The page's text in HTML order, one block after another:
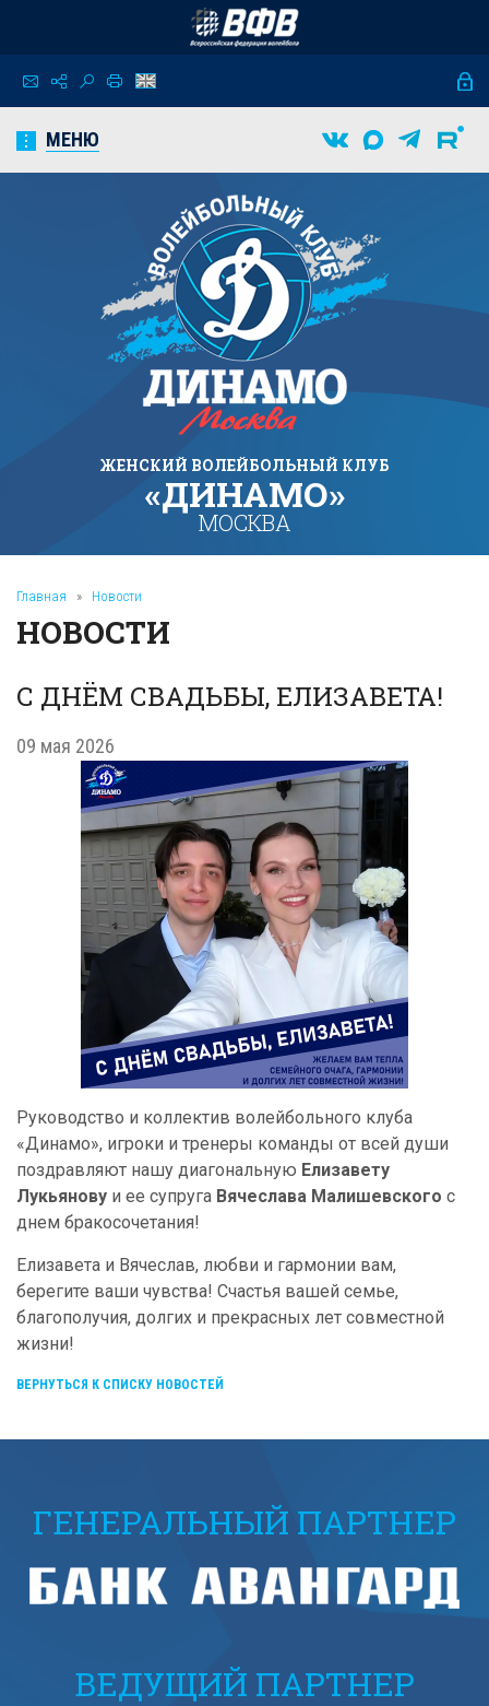
МЕНЮ
ЖЕНСКИЙ ВОЛЕЙБОЛЬНЫЙ КЛУБ
«ДИНАМО»
МОСКВА
Главная » Новости
НОВОСТИ
С ДНЁМ СВАДЬБЫ, ЕЛИЗАВЕТА!
09 мая 2026
Руководство и коллектив волейбольного клуба
«Динамо», игроки и тренеры команды от всей души
поздравляют нашу диагональную Елизавету
Лукьянову и ее супруга Вячеслава Малишевского с
днем бракосочетания!
Елизавета и Вячеслав, любви и гармонии вам,
берегите ваши чувства! Счастья вашей семье,
благополучия, долгих и прекрасных лет совместной
жизни!
ВЕРНУТЬСЯ К СПИСКУ НОВОСТЕЙ
ГЕНЕРАЛЬНЫЙ ПАРТНЕР
ВЕДУЩИЙ ПАРТНЕР